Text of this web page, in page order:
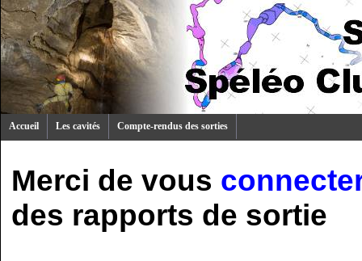
Accueil Les cavités Compte-rendus des sorties
Merci de vous
des rapports de sortie